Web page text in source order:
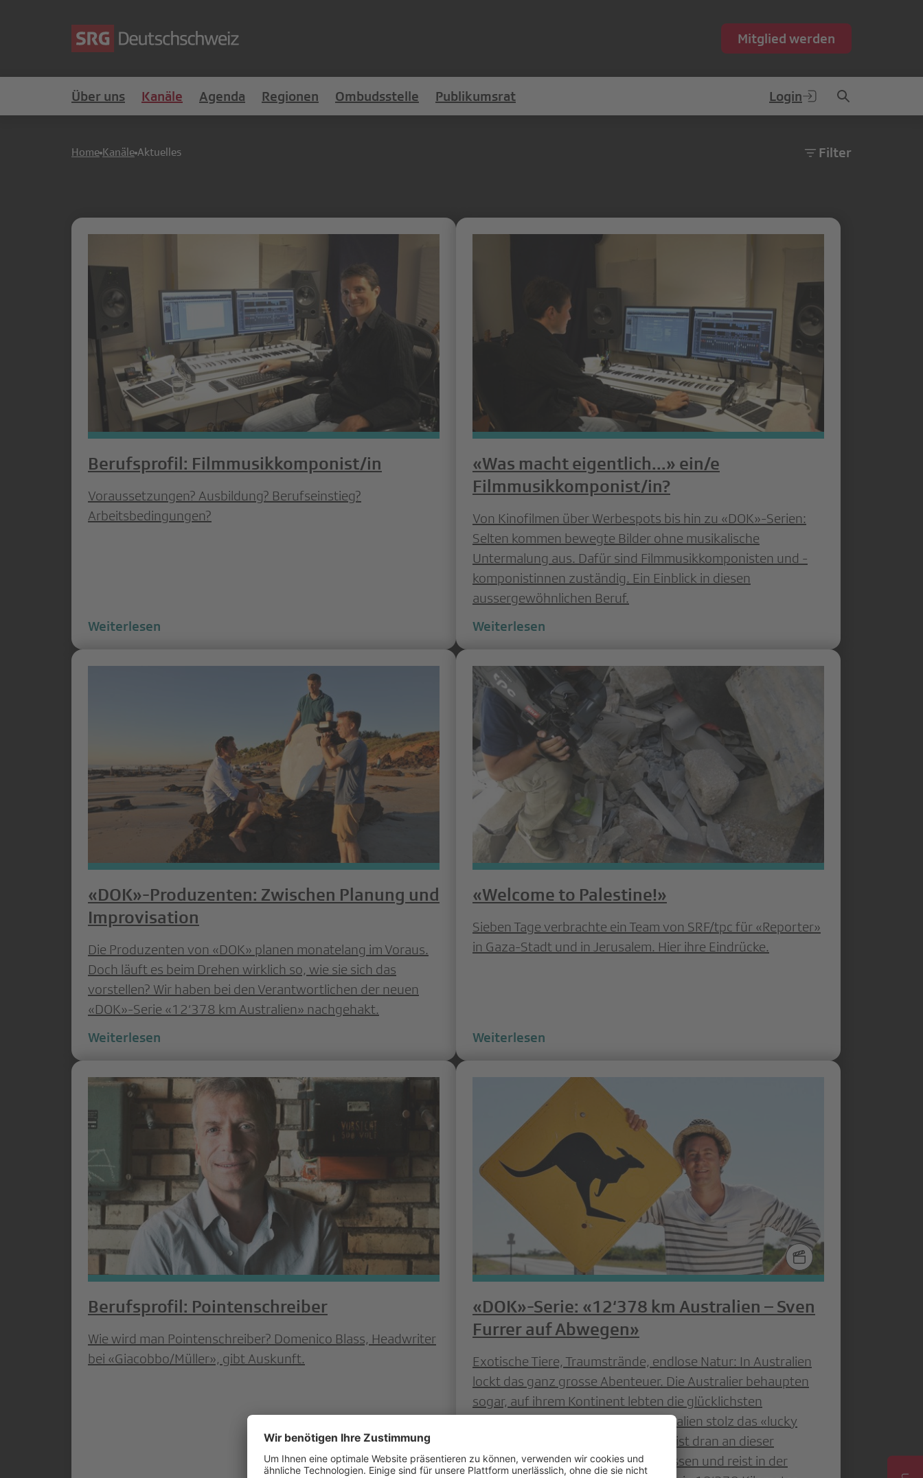
Mitglied werden
Über uns Kanäle Agenda Regionen Ombudsstelle Publikumsrat Login
Home Kanäle Aktuelles Filter
Berufsprofil: Filmmusikkomponist/in
Voraussetzungen? Ausbildung? Berufseinstieg?
Arbeitsbedingungen?
Weiterlesen
«Was macht eigentlich...» ein/e
Filmmusikkomponist/in?
Von Kinofilmen über Werbespots bis hin zu «DOK»-Serien:
Selten kommen bewegte Bilder ohne musikalische
Untermalung aus. Dafür sind Filmmusikkomponisten und -
komponistinnen zuständig. Ein Einblick in diesen
aussergewöhnlichen Beruf.
Weiterlesen
«DOK»-Produzenten: Zwischen Planung und
Improvisation
Die Produzenten von «DOK» planen monatelang im Voraus.
Doch läuft es beim Drehen wirklich so, wie sie sich das
vorstellen? Wir haben bei den Verantwortlichen der neuen
«DOK»-Serie «12‘378 km Australien» nachgehakt.
Weiterlesen
«Welcome to Palestine!»
Sieben Tage verbrachte ein Team von SRF/tpc für «Reporter»
in Gaza-Stadt und in Jerusalem. Hier ihre Eindrücke.
Weiterlesen
Berufsprofil: Pointenschreiber
Wie wird man Pointenschreiber? Domenico Blass, Headwriter
bei «Giacobbo/Müller», gibt Auskunft.
«DOK»-Serie: «12‘378 km Australien – Sven
Furrer auf Abwegen»
Exotische Tiere, Traumstrände, endlose Natur: In Australien
lockt das ganz grosse Abenteuer. Die Australier behaupten
sogar, auf ihrem Kontinent lebten die glücklichsten
Menschen. Darum nennen sie Australien stolz das «lucky
country», das glückliche Land. Was ist dran an dieser
Behauptung? Sven Furrer will es wissen und reist in der